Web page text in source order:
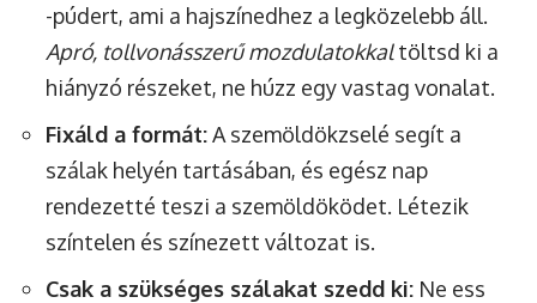
-púdert, ami a hajszínedhez a legközelebb áll.
Apró, tollvonásszerű mozdulatokkaltöltsd ki a
hiányzó részeket, ne húzz egy vastag vonalat.
Fixáld a formát:A szemöldökzselé segít a
szálak helyén tartásában, és egész nap
rendezetté teszi a szemöldöködet. Létezik
színtelen és színezett változat is.
Csak a szükséges szálakat szedd ki: Ne ess